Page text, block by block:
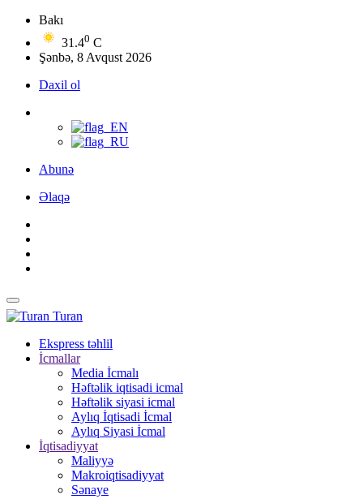
Bakı
31.40 C
Şənbə, 8 Avqust 2026
Daxil ol
Abunə
Əlaqə
Turan
Ekspress təhlil
İcmallar
Media İcmalı
Həftəlik iqtisadi icmal
Həftəlik siyasi icmal
Aylıq İqtisadi İcmal
Aylıq Siyasi İcmal
İqtisadiyyat
Maliyyə
Makroiqtisadiyyat
Sənaye